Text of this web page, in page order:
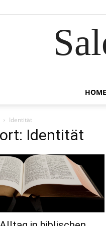
HOME
Identität
Identität